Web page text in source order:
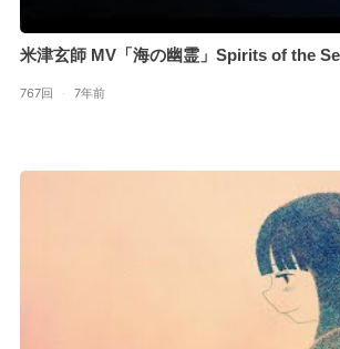
米津玄師 MV「海の幽霊」Spirits of the
767回 · 7年前